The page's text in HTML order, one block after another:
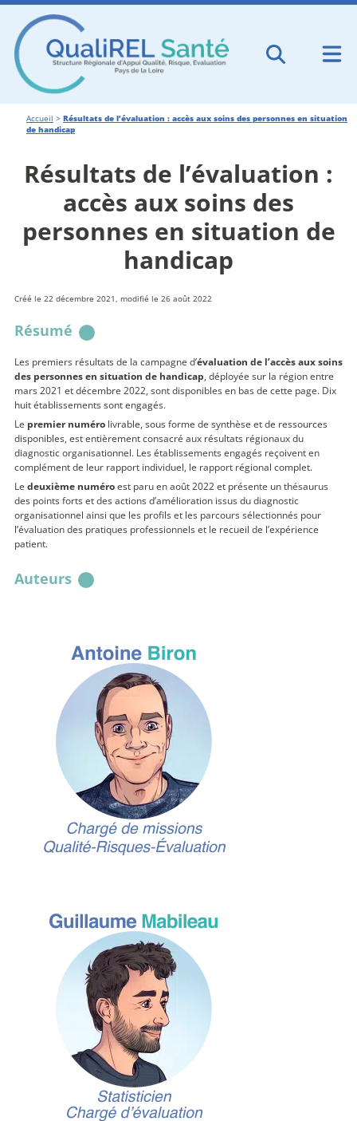
Accueil > Résultats de l’évaluation : accès aux soins des personnes en situation
de handicap
Résultats de l’évaluation :
accès aux soins des
personnes en situation de
handicap
Créé le 22 décembre 2021, modifié le 26 août 2022
Résumé
Les premiers résultats de la campagne d’évaluation de l’accès aux soins
des personnes en situation de handicap, déployée sur la région entre
mars 2021 et décembre 2022, sont disponibles en bas de cette page. Dix
huit établissements sont engagés.
Le premier numéro livrable, sous forme de synthèse et de ressources
disponibles, est entièrement consacré aux résultats régionaux du
diagnostic organisationnel. Les établissements engagés reçoivent en
complément de leur rapport individuel, le rapport régional complet.
Le deuxième numéroest paru en août 2022 et présente un thésaurus
des points forts et des actions d’amélioration issus du diagnostic
organisationnel ainsi que les profils et les parcours sélectionnés pour
l’évaluation des pratiques professionnels et le recueil de l’expérience
patient.
Auteurs